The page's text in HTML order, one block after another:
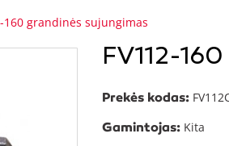
160 grandinės sujungimas
FV112-
Prekės kodas:
Gamintojas: Kita